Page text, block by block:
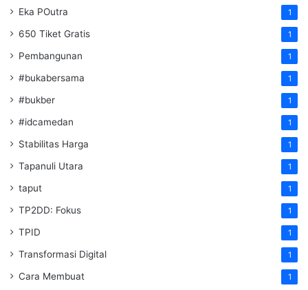
Eka POutra 1
650 Tiket Gratis 1
Pembangunan 1
#bukabersama 1
#bukber 1
#idcamedan 1
Stabilitas Harga 1
Tapanuli Utara 1
taput 1
TP2DD: Fokus 1
TPID 1
Transformasi Digital 1
Cara Membuat 1